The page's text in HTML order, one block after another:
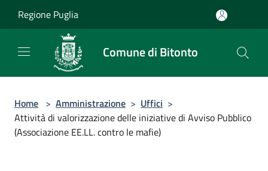
Regione Puglia
Comune di Bitonto
Home > Amministrazione > Uffici >
Attività di valorizzazione delle iniziative di Avviso Pubblico
(Associazione EE.LL. contro le mafie)